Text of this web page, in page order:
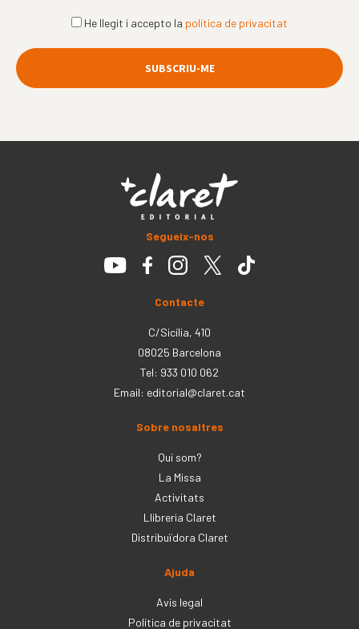
He llegit i accepto la política de privacitat
Segueix-nos
Contacte
C/Sicília, 410
08025 Barcelona
Tel: 933 010 062
Email: editorial@claret.cat
Sobre nosaltres
Qui som?
La Missa
Activitats
Llibreria Claret
Distribuïdora Claret
Ajuda
Avís legal
Política de privacitat